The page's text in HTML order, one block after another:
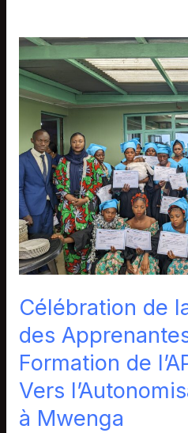
Célébration de
des
Formation de
Vers
à Mwenga
Célébration
de
la
Certification
des
Apprenantes
du
Centre
de
Formation
de
:
Un
Pas
Vers
l’Autonomisation
Féminine